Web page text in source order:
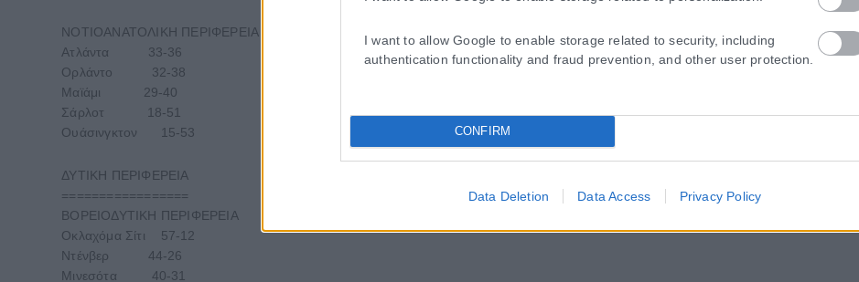
I want to allow Google to enable storage related to security, including
authentication functionality and fraud prevention, and other user protection.
CONFIRM
Data Deletion Data Access Privacy Policy
ΝΟΤΙΟΑΝΑΤΟΛΙΚΗ ΠΕΡΙΦΕΡΕΙΑ
Ατλάντα 33-36
Ορλάντο 32-38
Μαϊάμι 29-40
Σάρλοτ 18-51
Ουάσινγκτον 15-53
ΔΥΤΙΚΗ ΠΕΡΙΦΕΡΕΙΑ
=================
ΒΟΡΕΙΟΔΥΤΙΚΗ ΠΕΡΙΦΕΡΕΙΑ
Οκλαχόμα Σίτι 57-12
Ντένβερ 44-26
Μινεσότα 40-31